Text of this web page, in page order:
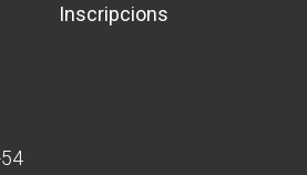
Inscripcions